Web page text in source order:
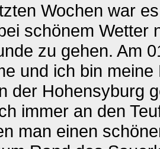
Wochen war
schönem Wetter
zu gehen. Am
und ich bin
der Hohensyburg
immer an den
man einen